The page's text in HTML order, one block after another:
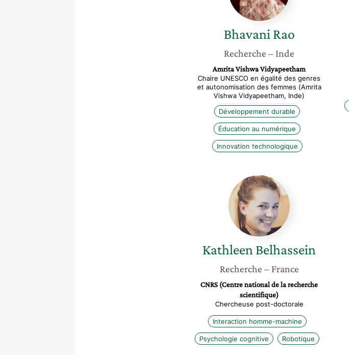
Bhavani Rao
Recherche – Inde
Amrita Vishwa Vidyapeetham
Chaire UNESCO en égalité des genres
et autonomisation des femmes (Amrita
Vishwa Vidyapeetham, Inde)
Développement durable
Éducation au numérique
Innovation technologique
Kathleen
Belhassein
Kathleen Belhassein
Recherche – France
CNRS (Centre national de la recherche
scientifique)
Chercheuse post-doctorale
Interaction homme-machine
Psychologie cognitive Robotique